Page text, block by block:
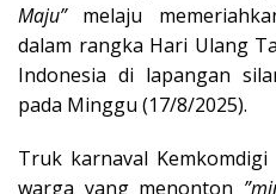
Maju”melaju
dalam rangka Hari Ulang
Indonesia di lapangan
pada Minggu (17/8/2025).
Truk karnaval
warga yang menonton